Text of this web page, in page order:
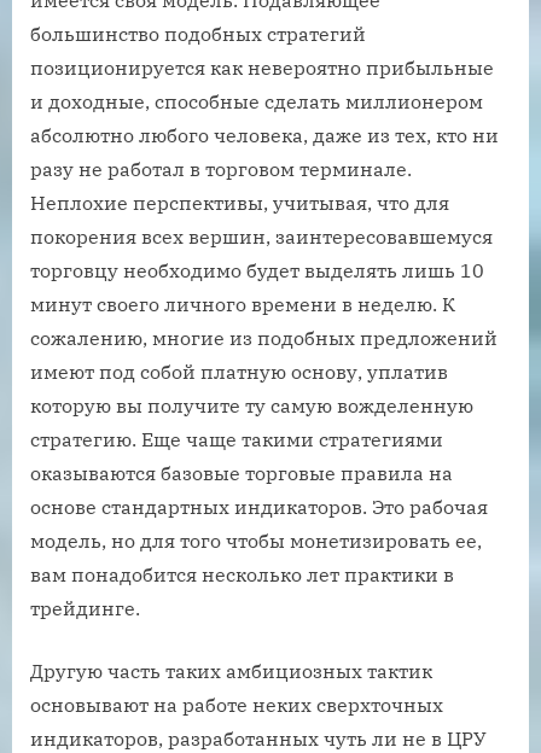
большинство подобных стратегий
позиционируется как невероятно прибыльные
и доходные, способные сделать миллионером
абсолютно любого человека, даже из тех, кто ни
разу не работал в торговом терминале.
Неплохие перспективы, учитывая, что для
покорения всех вершин, заинтересовавшемуся
торговцу необходимо будет выделять лишь 10
минут своего личного времени в неделю. К
сожалению, многие из подобных предложений
имеют под собой платную основу, уплатив
которую вы получите ту самую вожделенную
стратегию. Еще чаще такими стратегиями
оказываются базовые торговые правила на
основе стандартных индикаторов. Это рабочая
модель, но для того чтобы монетизировать ее,
вам понадобится несколько лет практики в
трейдинге.
Другую часть таких амбициозных тактик
основывают на работе неких сверхточных
индикаторов, разработанных чуть ли не в ЦРУ